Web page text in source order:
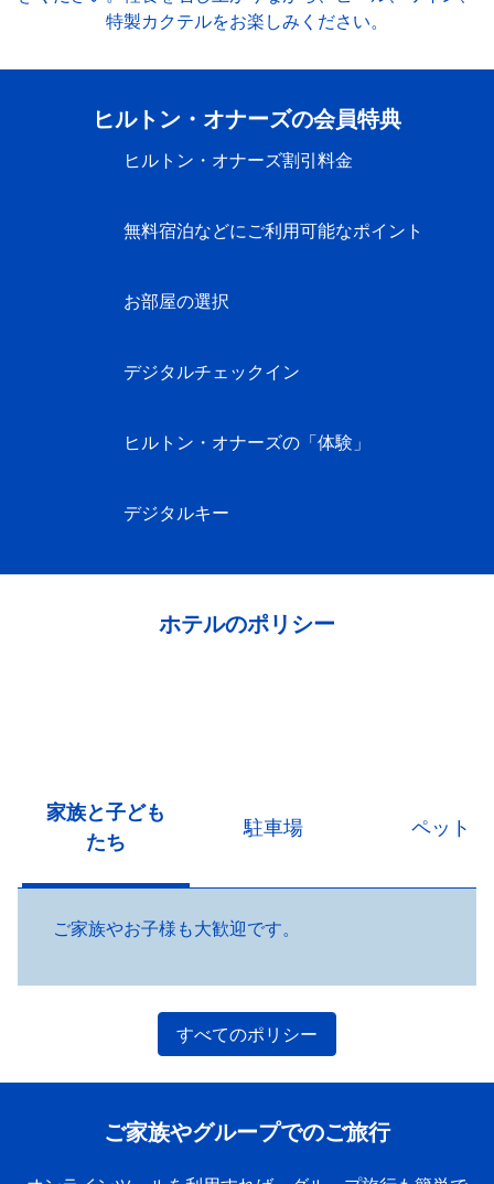
特製カクテルをお楽しみください。
ヒルトン・オナーズの会員特典
ヒルトン・オナーズ割引料金
無料宿泊などにご利用可能なポイント
お部屋の選択
デジタルチェックイン
ヒルトン・オナーズの「体験」
デジタルキー
ホテルのポリシー
家族と子ども
たち
駐車場 ペット
ご家族やお子様も大歓迎です。
すべてのポリシー
ご家族やグループでのご旅行